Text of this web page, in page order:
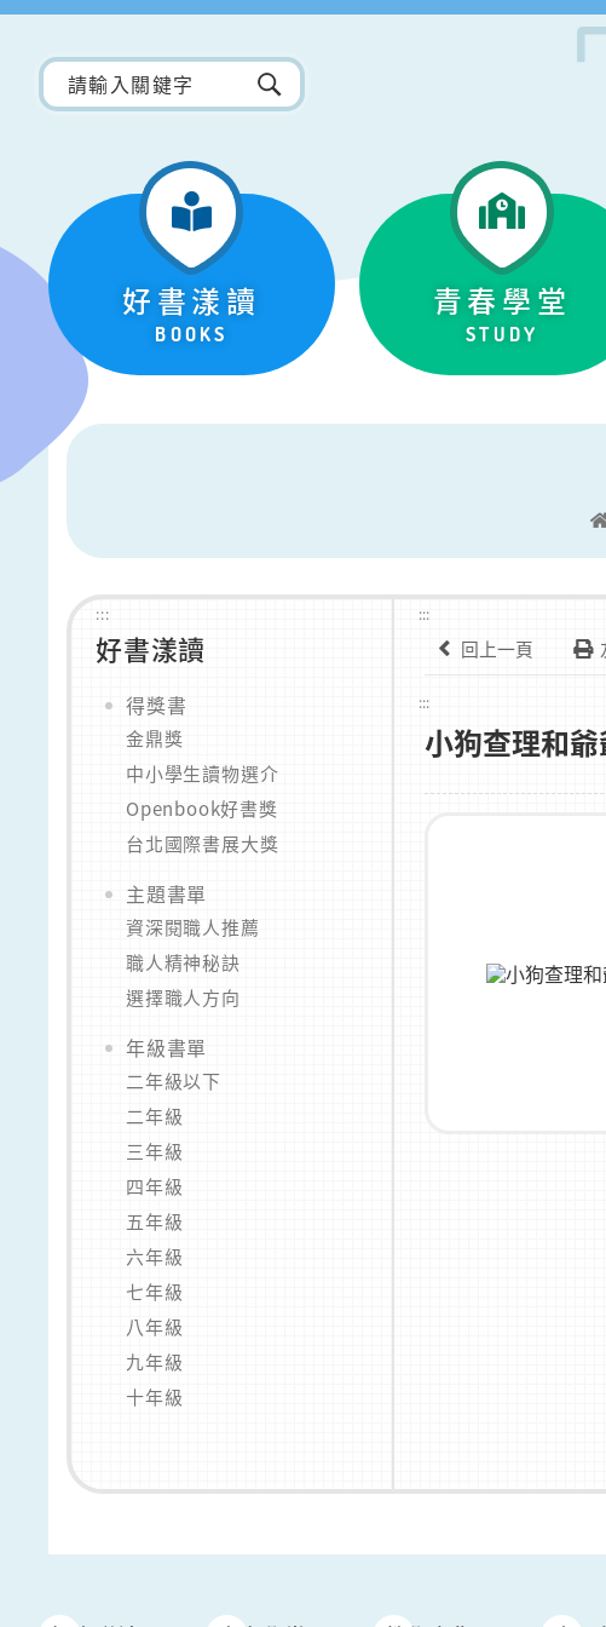
好書漾讀
BOOKS
青春學堂
STUDY
:::
好書漾讀
得獎書
金鼎獎
中小學生讀物選介
Openbook好書獎
台北國際書展大獎
主題書單
資深閱職人推薦
職人精神秘訣
選擇職人方向
年級書單
二年級以下
二年級
三年級
四年級
五年級
六年級
七年級
八年級
九年級
十年級
:::
回上一頁
:::
小狗查理和爺